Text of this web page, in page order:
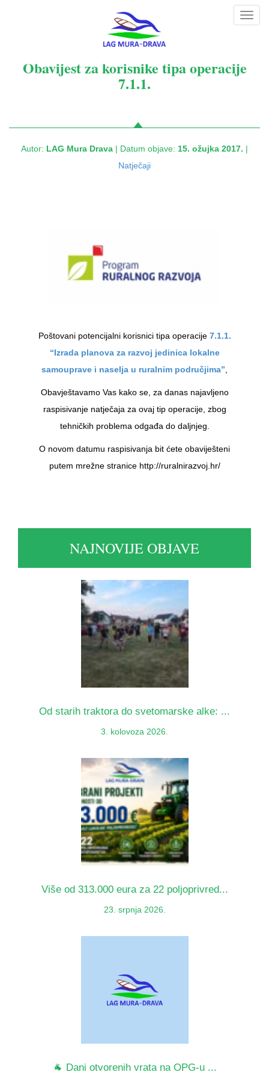
Obavijest za korisnike tipa operacije
7.1.1.
Autor: LAG Mura Drava | Datum objave: 15. ožujka 2017. |
Natječaji
Poštovani potencijalni korisnici tipa operacije 7.1.1.
“Izrada planova za razvoj jedinica lokalne
samouprave i naselja u ruralnim područjima”,
Obavještavamo Vas kako se, za danas najavljeno
raspisivanje natječaja za ovaj tip operacije, zbog
tehničkih problema odgađa do daljnjeg.
O novom datumu raspisivanja bit ćete obaviješteni
putem mrežne stranice http://ruralnirazvoj.hr/
NAJNOVIJE OBJAVE
Od starih traktora do svetomarske alke: ...
3. kolovoza 2026.
Više od 313.000 eura za 22 poljoprivred...
23. srpnja 2026.
🐐 Dani otvorenih vrata na OPG-u ...